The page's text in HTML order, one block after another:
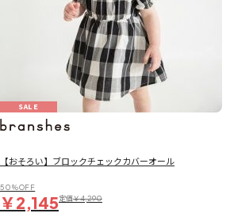
SALE
【おそろい】ブロックチェックカバーオール
50％OFF
￥2,145定価￥4,290